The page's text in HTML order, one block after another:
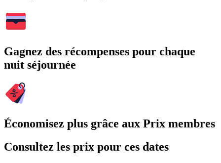
Gagnez des récompenses pour chaque
nuit séjournée
Économisez plus grâce aux Prix membres
Consultez les prix pour ces dates